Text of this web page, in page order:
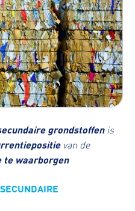
grondstoffenis
van de
te waarborgen